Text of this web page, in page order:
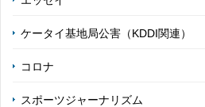
ケータイ基地局公害（KDDI関連）
コロナ
スポーツジャーナリズム